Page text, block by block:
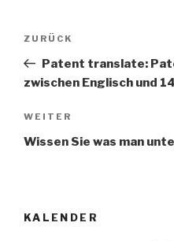
Beitrags-
Vorheriger
Beitrag
ZURÜCK
Patent translate:
zwischen Englisch und
Nächster
Beitrag
WEITER
Wissen Sie was man
KALENDER